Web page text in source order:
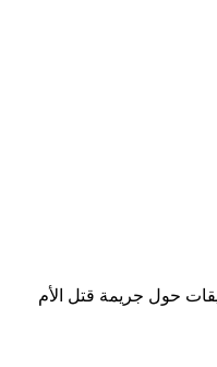
حول جريمة قتل الأم